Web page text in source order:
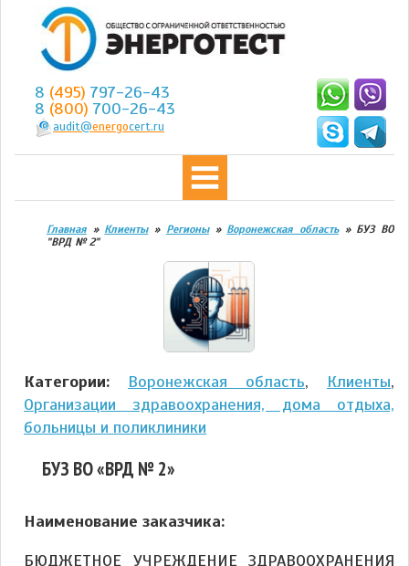
8 (495) 797-26-43
8 (800) 700-26-43
audit@energocert.ru
Главная » Клиенты» Регионы» Воронежская область» БУЗ ВО
"ВРД № 2"
Категории: Воронежская область, Клиенты,
Организации здравоохранения, дома отдыха,
больницы и поликлиники
БУЗ ВО «ВРД № 2»
Наименование заказчика:
БЮДЖЕТНОЕ УЧРЕЖДЕНИЕ ЗДРАВООХРАНЕНИЯ